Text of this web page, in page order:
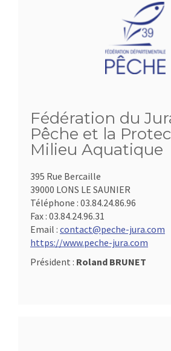
Fédération du
Pêche et la
Milieu Aquatique
395 Rue Bercaille
39000 LONS LE SAUNIER
Téléphone : 03.84.24.86.96
Fax : 03.84.24.96.31
Email : contact@peche-jura.com
https://www.peche-jura.com
Président : Roland BRUNET